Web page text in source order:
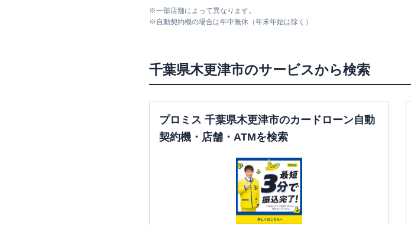
※一部店舗によって異なります。
※自動契約機の場合は年中無休（年末年始は除く）
千葉県木更津市のサービスから検索
プロミス 千葉県木更津市のカードローン自動
契約機・店舗・ATMを検索